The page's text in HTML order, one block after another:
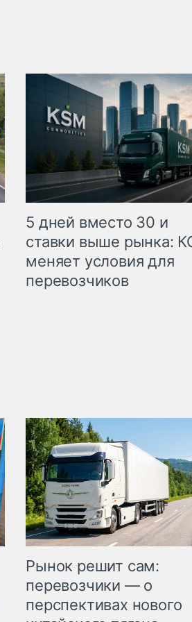
5 дней вместо 30 и
ставки выше рынка:
меняет условия для
перевозчиков
Рынок решит сам:
перевозчики — о
перспективах нового